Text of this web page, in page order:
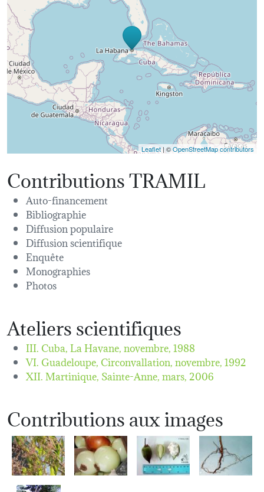
Leaflet| ©OpenStreetMap contributors
Contributions TRAMIL
Auto-financement
Bibliographie
Diffusion populaire
Diffusion scientifique
Enquête
Monographies
Photos
Ateliers scientifiques
III. Cuba, La Havane,novembre, 1988
VI. Guadeloupe, Circonvallation,novembre, 1992
XII. Martinique, Sainte-Anne,mars, 2006
Contributions aux images